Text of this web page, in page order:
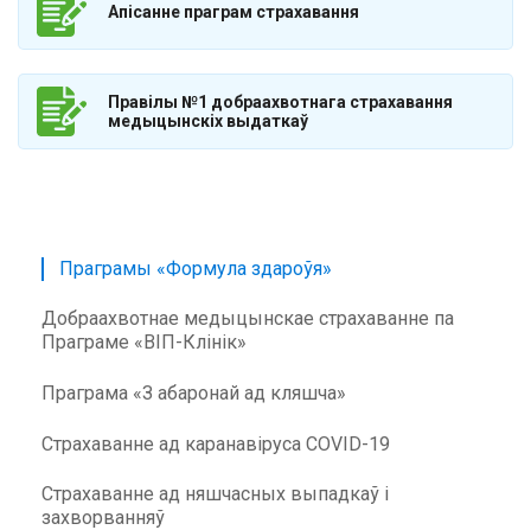
Апісанне праграм страхавання
Правілы №1 добраахвотнага страхавання
медыцынскіх выдаткаў
Праграмы «Формула здароўя»
Добраахвотнае медыцынскае страхаванне па
Праграме «ВІП-Клінік»
Праграма «З абаронай ад кляшча»
Страхаванне ад каранавіруса COVID-19
Страхаванне ад няшчасных выпадкаў і
захворванняў